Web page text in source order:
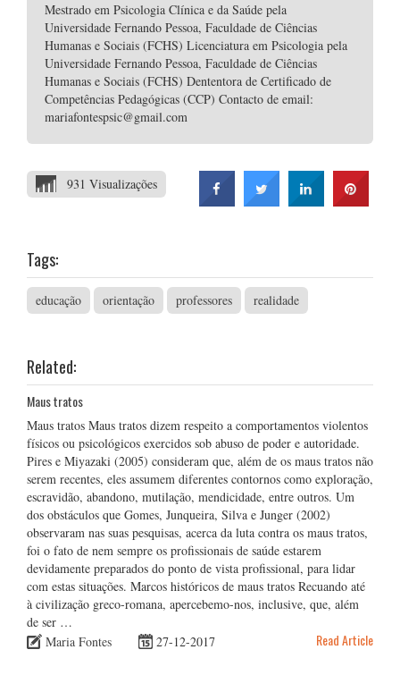
Mestrado em Psicologia Clínica e da Saúde pela
Universidade Fernando Pessoa, Faculdade de Ciências
Humanas e Sociais (FCHS) Licenciatura em Psicologia pela
Universidade Fernando Pessoa, Faculdade de Ciências
Humanas e Sociais (FCHS) Dententora de Certificado de
Competências Pedagógicas (CCP) Contacto de email:
mariafontespsic@gmail.com
931 Visualizações
Tags:
educação orientação professores realidade
Related:
Maus tratos
Maus tratos Maus tratos dizem respeito a comportamentos violentos
físicos ou psicológicos exercidos sob abuso de poder e autoridade.
Pires e Miyazaki (2005) consideram que, além de os maus tratos não
serem recentes, eles assumem diferentes contornos como exploração,
escravidão, abandono, mutilação, mendicidade, entre outros. Um
dos obstáculos que Gomes, Junqueira, Silva e Junger (2002)
observaram nas suas pesquisas, acerca da luta contra os maus tratos,
foi o fato de nem sempre os profissionais de saúde estarem
devidamente preparados do ponto de vista profissional, para lidar
com estas situações. Marcos históricos de maus tratos Recuando até
à civilização greco-romana, apercebemo-nos, inclusive, que, além
de ser …
Maria Fontes
27-12-2017 Read Article